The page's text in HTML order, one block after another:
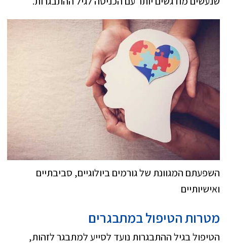
השפעתם המגוונת של גורמים ביולוגיים, סביבתיים
ואישיותיים
מטרות הטיפול במתבגרים
הטיפול בגיל ההתבגרות נועד לסייע למתבגר לזהות,